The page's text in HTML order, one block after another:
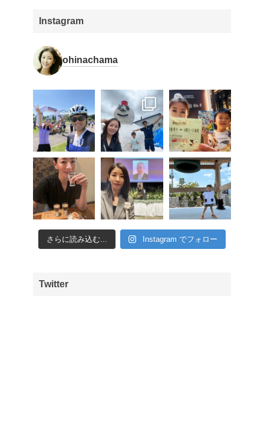
Instagram
ohinachama
さらに読み込む... Instagram でフォロー
Twitter